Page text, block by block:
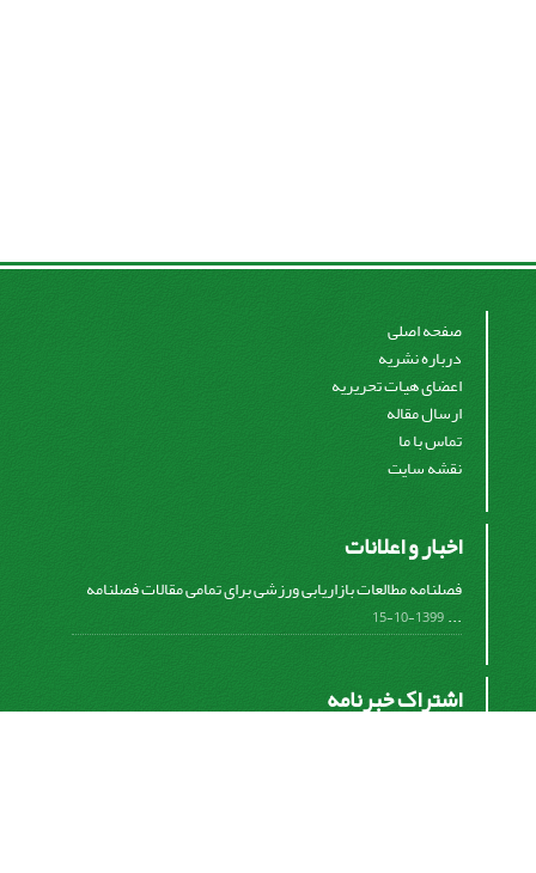
صفحه اصلی
درباره نشریه
اعضای هیات تحریریه
ارسال مقاله
تماس با ما
نقشه سایت
اخبار و اعلانات
فصلنامه مطالعات بازاریابی ورزشی برای تمامی مقالات فصلنامه
...
1399-10-15
اشتراک خبرنامه